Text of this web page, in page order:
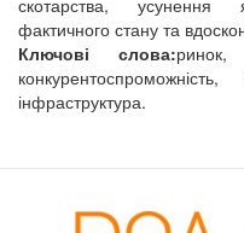
фактичного стану та
Ключові слова:ринок,
інфраструктура.